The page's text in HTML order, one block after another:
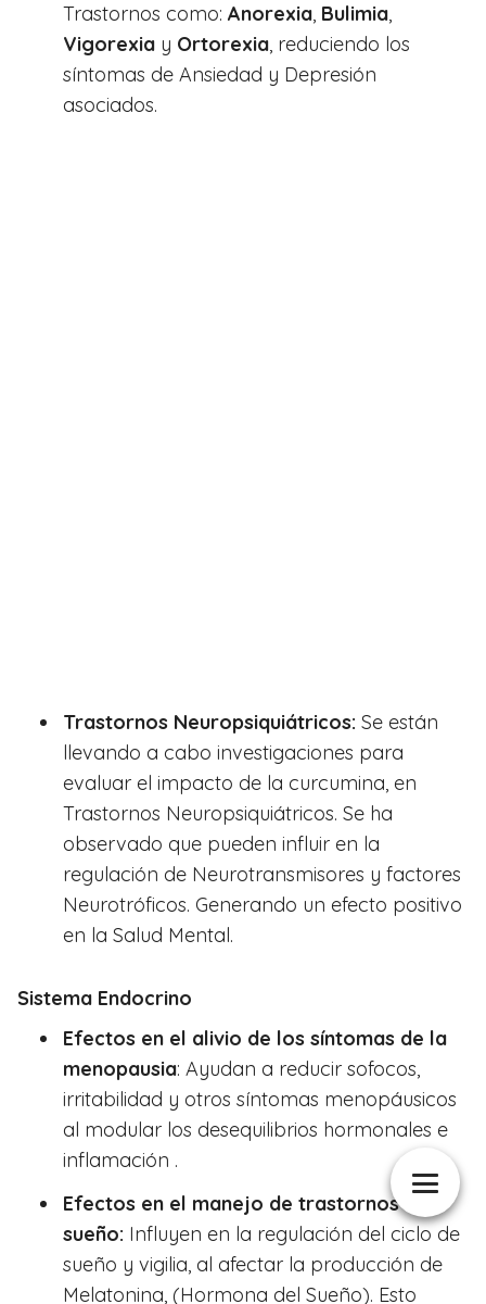
Trastornos como: Anorexia, Bulimia,
Vigorexia y Ortorexia, reduciendo los
síntomas de Ansiedad y Depresión
asociados.
Trastornos Neuropsiquiátricos: Se están
llevando a cabo investigaciones para
evaluar el impacto de la curcumina, en
Trastornos Neuropsiquiátricos. Se ha
observado que pueden influir en la
regulación de Neurotransmisores y factores
Neurotróficos. Generando un efecto positivo
en la Salud Mental.
Sistema Endocrino
Efectos en el alivio de los síntomas de la
menopausia: Ayudan a reducir sofocos,
irritabilidad y otros síntomas menopáusicos
al modular los desequilibrios hormonales e
inflamación .
Efectos en el manejo de trastornos del
sueño: Influyen en la regulación del ciclo de
sueño y vigilia, al afectar la producción de
Melatonina, (Hormona del Sueño). Esto